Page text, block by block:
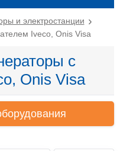
и электростанции
Iveco, Onis Visa
с
Onis Visa